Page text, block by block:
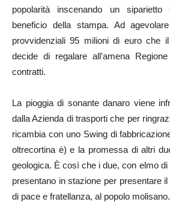
popolarità inscenando un
beneficio della stampa. Ad
provvidenziali 95 milioni di euro che
decide di regalare all’amena
contratti.
La pioggia di sonante danaro viene
dalla Azienda di trasporti che per
ricambia con uno Swing di
oltrecortina è) e la promessa di altri
geologica. È così che i due, con elmo
presentano in stazione per presentare
di pace e fratellanza, al popolo molisano.